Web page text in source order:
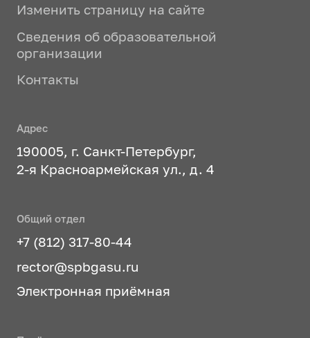
Изменить страницу на сайте
Сведения об образовательной
организации
Контакты
Адрес
190005, г. Санкт-Петербург,
2-я Красноармейская ул., д. 4
Общий отдел
+7 (812) 317-80-44
rector@spbgasu.ru
Электронная приёмная